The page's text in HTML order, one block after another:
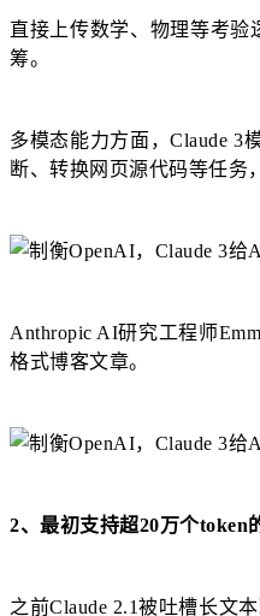
直接上传数学、物理等考验
筹。
多模态能力方面，Claude 3
断、转换网页源代码等任务
Anthropic AI研究工程师
格式博客文章。
2、最初支持超20万个token
之前Claude 2.1被吐槽长文